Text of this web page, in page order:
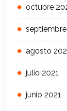
octubre
septiembre
agosto
julio 2021
junio 2021